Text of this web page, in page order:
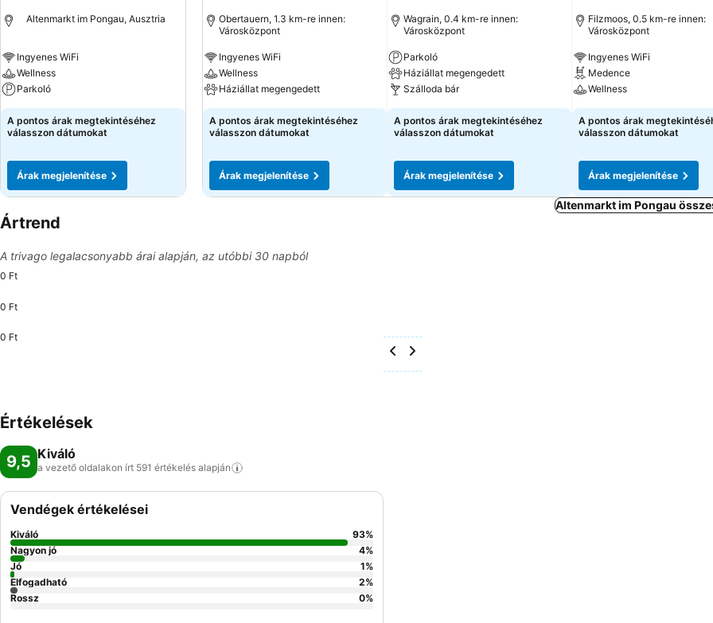
Altenmarkt im Pongau, Ausztria
Ingyenes WiFi
Wellness
Parkoló
A pontos árak megtekintéséhez
válasszon dátumokat
Árak megjelenítése
Obertauern, 1.3 km-re innen:
Városközpont
Ingyenes WiFi
Wellness
Háziállat megengedett
A pontos árak megtekintéséhez
válasszon dátumokat
Árak megjelenítése
Wagrain, 0.4 km-re innen:
Városközpont
Parkoló
Háziállat megengedett
Szálloda bár
A pontos árak megtekintéséhez
válasszon dátumokat
Árak megjelenítése
Filzmoos, 0.5 km-re innen:
Városközpont
Ingyenes WiFi
Medence
Wellness
A pontos árak
válasszon dátumokat
Árak megjelenítése
Altenmarkt im Pongau
Ártrend
A trivago legalacsonyabb árai alapján, az utóbbi 30 napból
0 Ft
0 Ft
0 Ft
Értékelések
9,5 Kiváló
a vezető oldalakon írt 591 értékelés alapján
Vendégek értékelései
Kiváló 93%
Nagyon jó
4%
Jó
1%
Elfogadható
2%
Rossz
0%